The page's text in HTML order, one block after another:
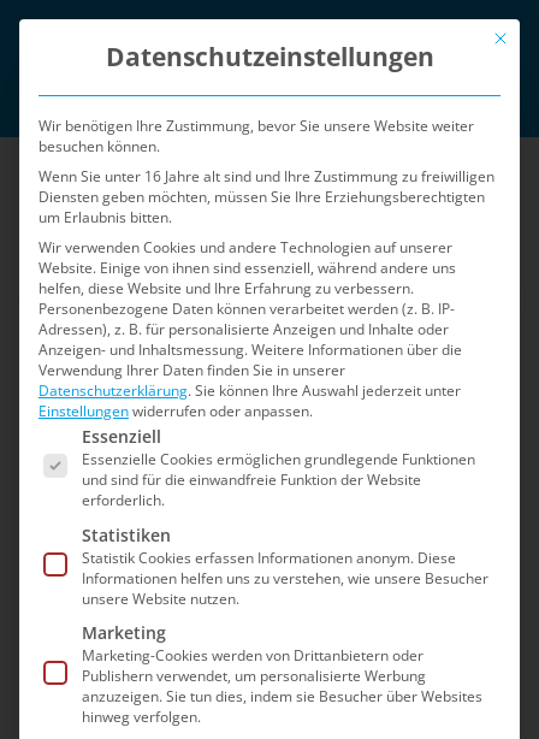
Zum
Login
Menü
Home»Sicherheits-Blog »Seite 2
Sicherheits-Blog
Sicherheit, Updates, dem Betrieb nach dem EOL
und Best Practices für einen stabilen Shopware-
Mit
Datenschutzeinstellungen
Wir benötigen Ihre Zustimmung, bevor Sie unsere Website weiter
besuchen können.
Wenn Sie unter 16 Jahre alt sind und Ihre Zustimmung zu freiwilligen
Diensten geben möchten, müssen Sie Ihre Erziehungsberechtigten
um Erlaubnis bitten.
Wir verwenden Cookies und andere Technologien auf unserer
Website. Einige von ihnen sind essenziell, während andere uns
helfen, diese Website und Ihre Erfahrung zu verbessern.
Personenbezogene Daten können verarbeitet werden (z. B. IP-
Adressen), z. B. für personalisierte Anzeigen und Inhalte oder
Anzeigen- und Inhaltsmessung.Weitere Informationen über die
Verwendung Ihrer Daten finden Sie in unserer
Datenschutzerklärung.Sie können Ihre Auswahl jederzeit unter
Einstellungenwiderrufen oder anpassen.
Es folgt eine Liste der Service-Gruppen, für die
Essenziell
Essenzielle Cookies ermöglichen grundlegende Funktionen
und sind für die einwandfreie Funktion der Website
erforderlich.
Statistiken
Statistik Cookies erfassen Informationen anonym. Diese
Informationen helfen uns zu verstehen, wie unsere Besucher
unsere Website nutzen.
Marketing
Marketing-Cookies werden von Drittanbietern oder
Publishern verwendet, um personalisierte Werbung
anzuzeigen. Sie tun dies, indem sie Besucher über Websites
hinweg verfolgen.